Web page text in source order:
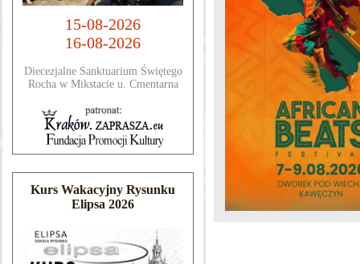
15-08-2026
16-08-2026
Diecezjalne Sanktuarium Świętego
Rocha w Mikstacie u. Cmentarna
Kurs Wakacyjny Rysunku
Elipsa 2026